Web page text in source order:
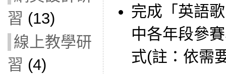
習 (13)
線上教學研
習 (4)
完成「英語
中各年段參
式(註：依需